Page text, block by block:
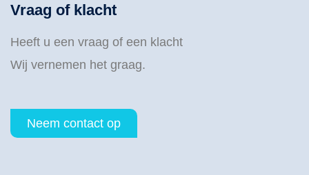
Vraag of klacht
Heeft u een vraag of een klacht
Wij vernemen het graag.
Neem contact op